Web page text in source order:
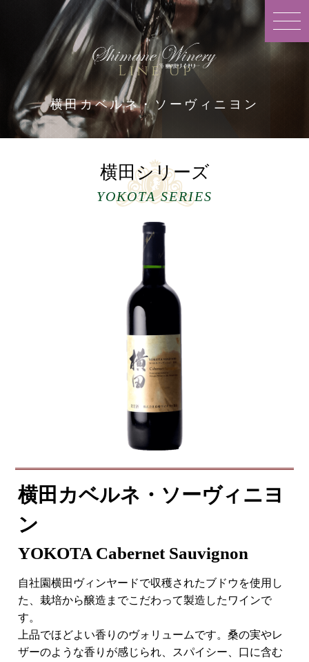
横田カベルネ・ソーヴィニヨン
横田シリーズ
YOKOTA SERIES
横田カベルネ・ソーヴィニヨ
ン
YOKOTA Cabernet Sauvignon
自社園横田ヴィンヤードで収穫されたブドウを使用し
た、栽培から醸造までこだわって製造したワインで
す。
上品でほどよい香りのヴォリュームです。桑の実やレ
ザーのような香りが感じられ、スパイシー、口に含む